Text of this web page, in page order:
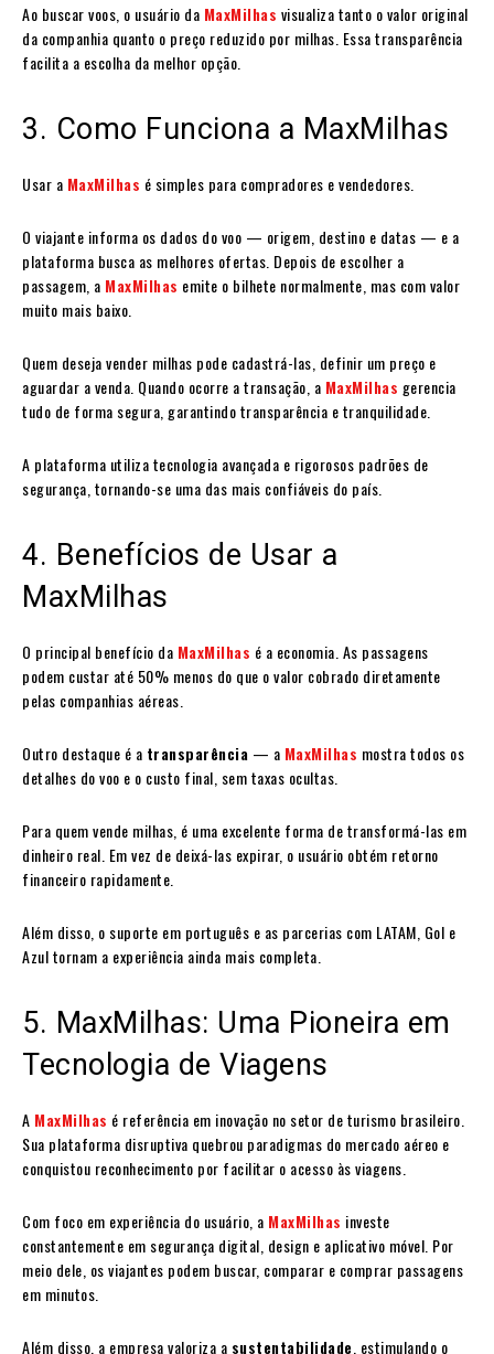
Ao buscar voos, o usuário da MaxMilhas visualiza tanto o valor original
da companhia quanto o preço reduzido por milhas. Essa transparência
facilita a escolha da melhor opção.
3. Como Funciona a MaxMilhas
Usar a MaxMilhas é simples para compradores e vendedores.
O viajante informa os dados do voo — origem, destino e datas — e a
plataforma busca as melhores ofertas. Depois de escolher a
passagem, a MaxMilhas emite o bilhete normalmente, mas com valor
muito mais baixo.
Quem deseja vender milhas pode cadastrá-las, definir um preço e
aguardar a venda. Quando ocorre a transação, a MaxMilhas gerencia
tudo de forma segura, garantindo transparência e tranquilidade.
A plataforma utiliza tecnologia avançada e rigorosos padrões de
segurança, tornando-se uma das mais confiáveis do país.
4. Benefícios de Usar a
MaxMilhas
O principal benefício da MaxMilhas é a economia. As passagens
podem custar até 50% menos do que o valor cobrado diretamente
pelas companhias aéreas.
Outro destaque é a transparência — a MaxMilhas mostra todos os
detalhes do voo e o custo final, sem taxas ocultas.
Para quem vende milhas, é uma excelente forma de transformá-las em
dinheiro real. Em vez de deixá-las expirar, o usuário obtém retorno
financeiro rapidamente.
Além disso, o suporte em português e as parcerias com LATAM, Gol e
Azul tornam a experiência ainda mais completa.
5. MaxMilhas: Uma Pioneira em
Tecnologia de Viagens
A MaxMilhas é referência em inovação no setor de turismo brasileiro.
Sua plataforma disruptiva quebrou paradigmas do mercado aéreo e
conquistou reconhecimento por facilitar o acesso às viagens.
Com foco em experiência do usuário, a MaxMilhas investe
constantemente em segurança digital, design e aplicativo móvel. Por
meio dele, os viajantes podem buscar, comparar e comprar passagens
em minutos.
Além disso, a empresa valoriza a sustentabilidade , estimulando o